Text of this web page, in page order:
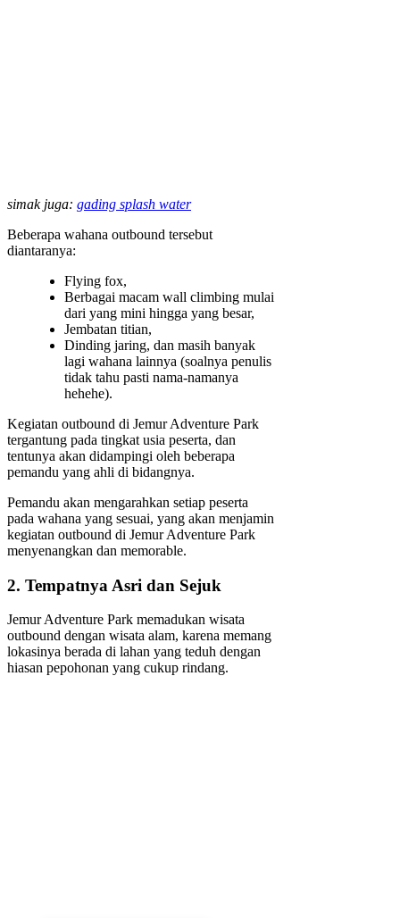
simak juga: gading splash water
Beberapa wahana outbound tersebut
diantaranya:
Flying fox,
Berbagai macam wall climbing mulai
dari yang mini hingga yang besar,
Jembatan titian,
Dinding jaring, dan masih banyak
lagi wahana lainnya (soalnya penulis
tidak tahu pasti nama-namanya
hehehe).
Kegiatan outbound di Jemur Adventure Park
tergantung pada tingkat usia peserta, dan
tentunya akan didampingi oleh beberapa
pemandu yang ahli di bidangnya.
Pemandu akan mengarahkan setiap peserta
pada wahana yang sesuai, yang akan menjamin
kegiatan outbound di Jemur Adventure Park
menyenangkan dan memorable.
2. Tempatnya Asri dan Sejuk
Jemur Adventure Park memadukan wisata
outbound dengan wisata alam, karena memang
lokasinya berada di lahan yang teduh dengan
hiasan pepohonan yang cukup rindang.